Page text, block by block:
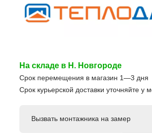
На складе в Н. Новгороде
Срок перемещения в магазин 1—3 дня
Срок курьерской доставки уточняйте у
Вызвать монтажника на замер